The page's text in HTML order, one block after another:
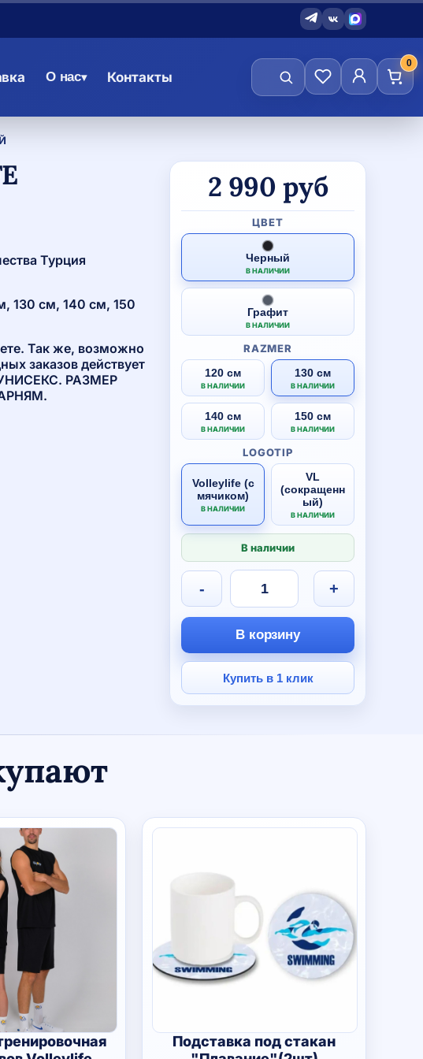
О нас▾ Контакты
0
Турция
130 см, 140 см, 150
Так же, возможно
заказов действует
РАЗМЕР
2 990руб
ЦВЕТ
Черный
В НАЛИЧИИ
Графит
В НАЛИЧИИ
RAZMER
120 см
В НАЛИЧИИ
130 см
В НАЛИЧИИ
140 см
В НАЛИЧИИ
150 см
В НАЛИЧИИ
LOGOTIP
Volleylife (с
мячиком)
В НАЛИЧИИ
VL
(сокращенн
ый)
В НАЛИЧИИ
В наличии
Количество
товара
Свитшот
Volleylife
детский
- +
В корзину
Купить в 1 клик
Подставка под стакан